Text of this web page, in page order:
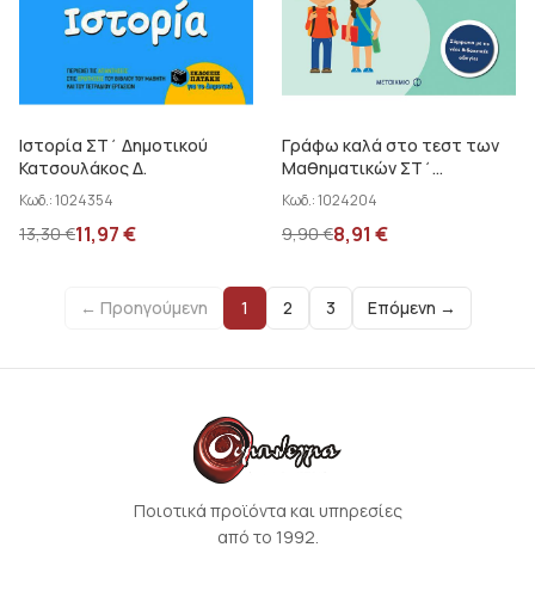
Ιστορία ΣΤ΄ Δημοτικού
Κατσουλάκος Δ.
Κωδ.:1024354
13,30€11,97€
Γράφω καλά στο τεστ των
Μαθηματικών ΣΤ΄
Δημοτικού Παπαθανασίου
Γ.-...
Κωδ.:1024204
9,90€8,91 €
← Προηγούμενη 1 2 3 Επόμενη →
Ποιοτικά προϊόντα και υπηρεσίες
από το 1992.